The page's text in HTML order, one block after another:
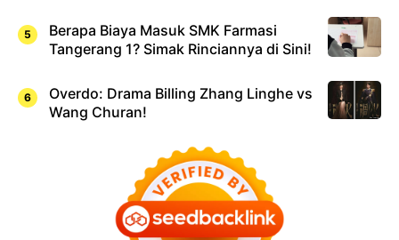
Berapa Biaya Masuk SMK Farmasi
Tangerang 1? Simak Rinciannya di Sini!
Overdo: Drama Billing Zhang Linghe vs
Wang Churan!